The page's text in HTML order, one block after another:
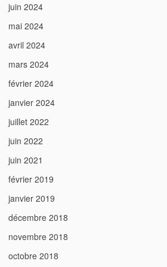
juin 2024
mai 2024
avril 2024
mars 2024
février 2024
janvier 2024
juillet 2022
juin 2022
juin 2021
février 2019
janvier 2019
décembre 2018
novembre 2018
octobre 2018